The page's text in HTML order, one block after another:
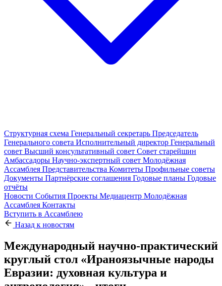
Структурная схема Генеральный секретарь Председатель
Генерального совета Исполнительный директор Генеральный
совет Высший консультативный совет Совет старейшин
Амбассадоры Научно-экспертный совет Молодёжная
Ассамблея Представительства Комитеты Профильные советы
Документы Партнёрские соглашения Годовые планы Годовые
отчёты
Новости События Проекты Медиацентр Молодёжная
Ассамблея Контакты
Вступить в Ассамблею
Назад к новостям
Международный научно-практический
круглый стол «Ираноязычные народы
Евразии: духовная культура и